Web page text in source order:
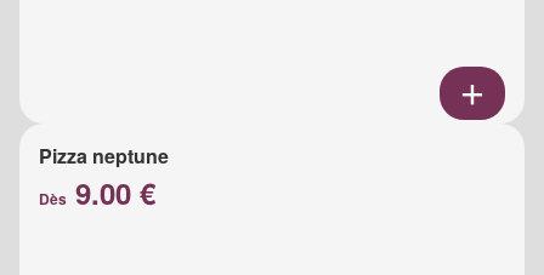
Pizza neptune
Dès 9.00 €